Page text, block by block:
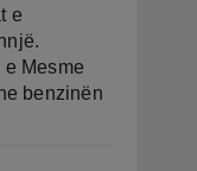
e
Mesme
benzinën